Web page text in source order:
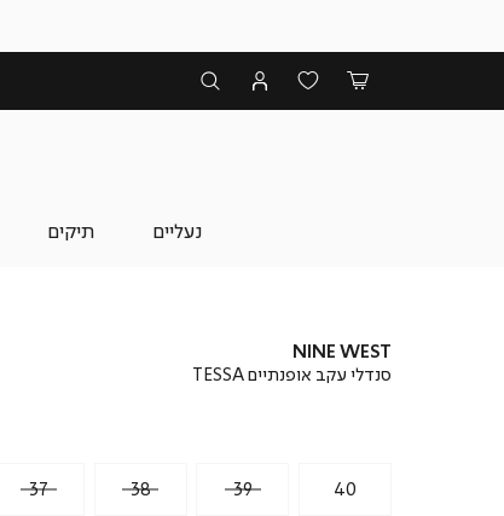
נעליים תיקים
NINE WEST
סנדלי עקב אופנתיים TESSA
37 38 39 40